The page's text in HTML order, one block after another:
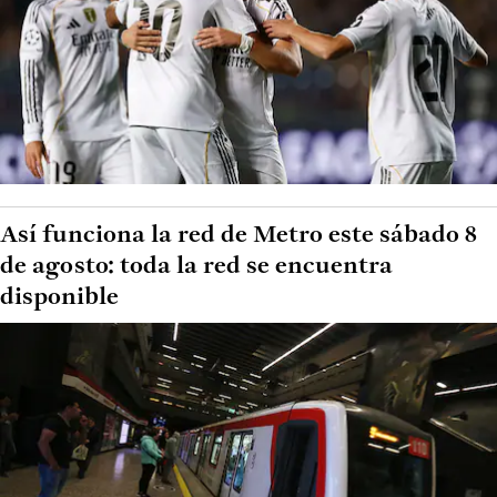
Así funciona la red de Metro este sábado 8
de agosto: toda la red se encuentra
disponible